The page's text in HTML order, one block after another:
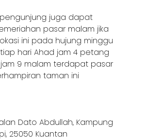
pengunjung juga dapat
pasar malam jika
ini pada hujung minggu
hari Ahad jam 4 petang
9 malam terdapat pasar
taman ini
Dato Abdullah, Kampung
25050 Kuantan